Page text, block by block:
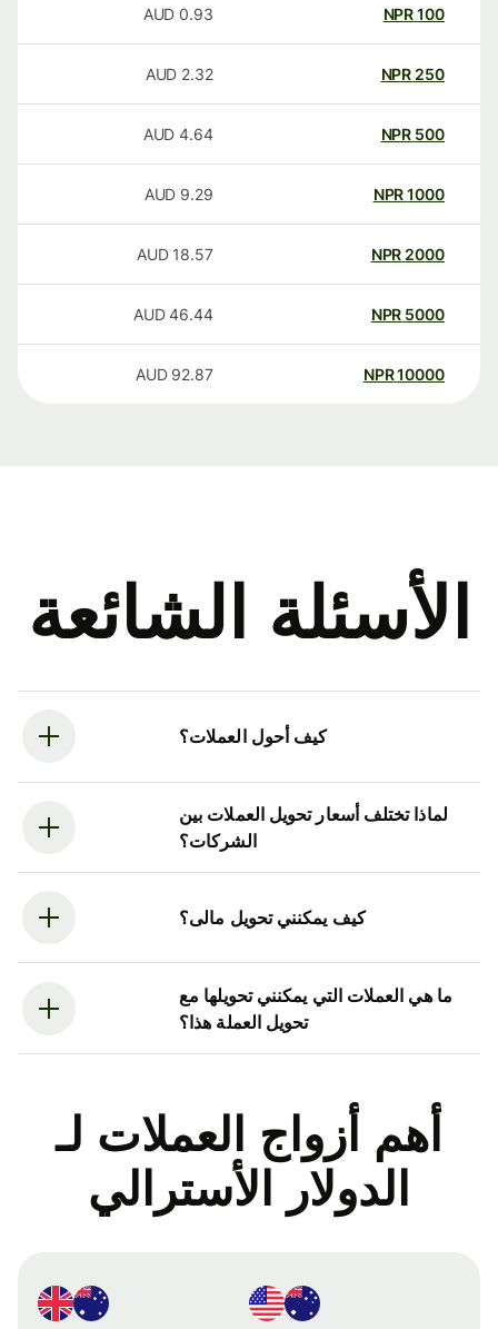
100
NPR
0.93
AUD
250
NPR
2.32
AUD
500
NPR
4.64
AUD
1000
NPR
9.29
AUD
2000
NPR
18.57
AUD
5000
NPR
46.44
AUD
10000
NPR
92.87
AUD
الأسئلة الشائعة
كيف أحول العملات؟
لماذا تختلف أسعار تحويل العملات بين
الشركات؟
كيف يمكنني تحويل مالى؟
ما هي العملات التي يمكنني تحويلها مع
تحويل العملة هذا؟
أهم أزواج العملات لـ
الدولار الأسترالي